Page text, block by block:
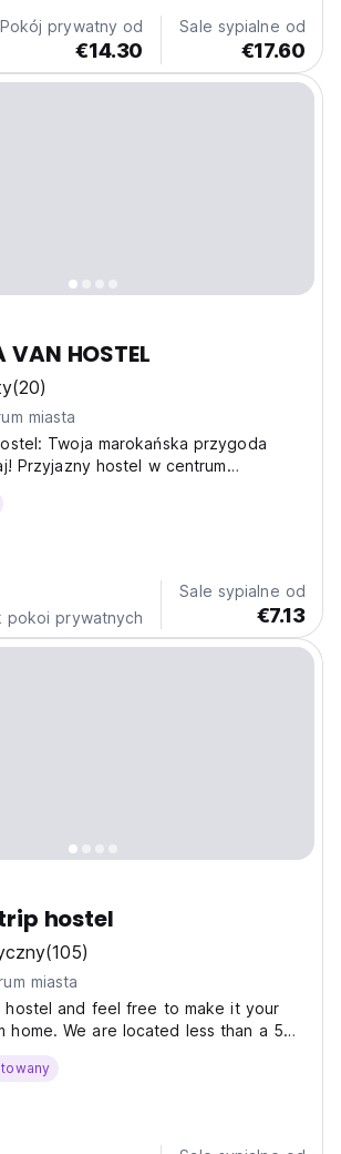
Pokój prywatny od
€14.30
Sale sypialne od
€17.60
VAN HOSTEL
(20)
miasta
Twoja marokańska przygoda
Przyjazny hostel w centrum
do zwiedzania medyny i poznawania
(Auto-translated from original
pokoi prywatnych
Sale sypialne od
€7.13
hostel
(105)
miasta
hostel and feel free to make it your
home. We are located less than a 5
beach. There you will find the
you under the Moroccan sun. In our